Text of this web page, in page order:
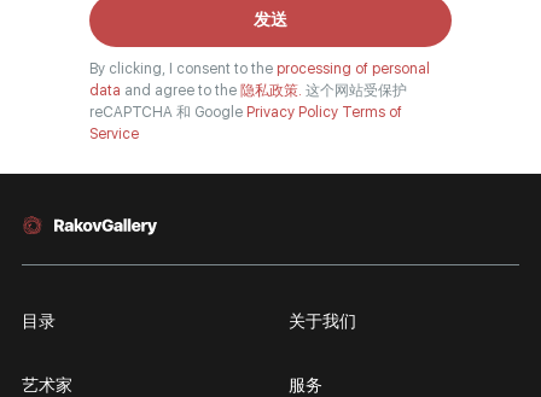
发送
By clicking, I consent to the processing of personal
data and agree to the 隐私政策. 这个网站受保护
reCAPTCHA 和 Google Privacy Policy Terms of
Service
目录
艺术家
关于我们
服务